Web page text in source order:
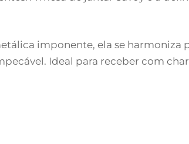
imponente, ela se harmoniza
Ideal para receber com